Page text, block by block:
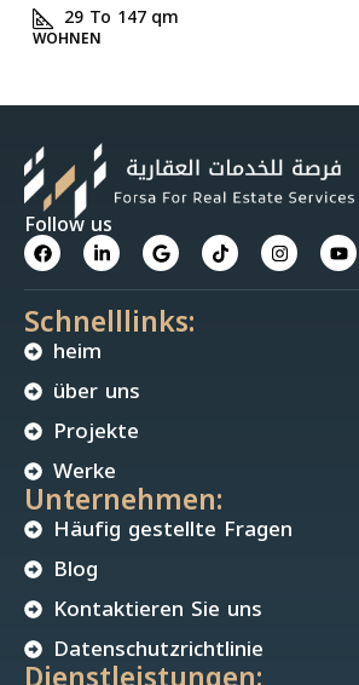
29 To 147qm
WOHNEN
Follow us
Schnelllinks:
heim
über uns
Projekte
Werke
Unternehmen:
Häufig gestellte Fragen
Blog
Kontaktieren Sie uns
Datenschutzrichtlinie